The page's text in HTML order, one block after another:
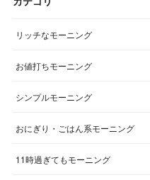
リッチなモーニング
お値打ちモーニング
シンプルモーニング
おにぎり・ごはん系モーニング
11時過ぎてもモーニング